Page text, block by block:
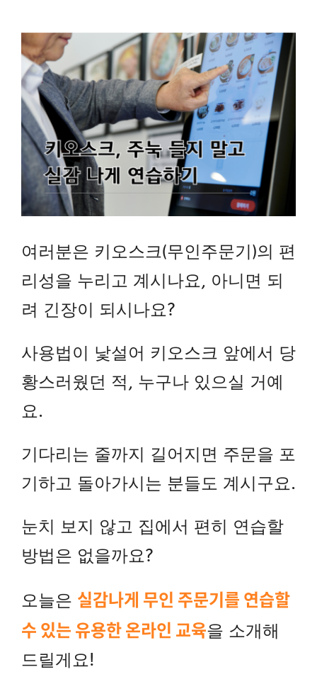
View
Larger
Image
여러분은 키오스크(무인주문기)의 편
리성을 누리고 계시나요, 아니면 되
려 긴장이 되시나요?
사용법이 낯설어 키오스크 앞에서 당
황스러웠던 적, 누구나 있으실 거예
요.
기다리는 줄까지 길어지면 주문을 포
기하고 돌아가시는 분들도 계시구요.
눈치 보지 않고 집에서 편히 연습할
방법은 없을까요?
오늘은 실감나게 무인 주문기를 연습할
수 있는 유용한 온라인 교육을 소개해
드릴게요!